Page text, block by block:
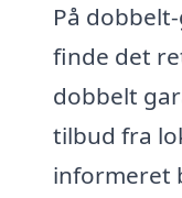
På
finde det
dobbelt
tilbud fra
informeret